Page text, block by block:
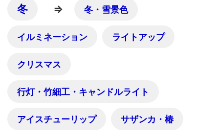
冬 ⇒ 冬・雪景色
イルミネーション ライトアップ
クリスマス
行灯・竹細工・キャンドルライト
アイスチューリップ サザンカ・椿